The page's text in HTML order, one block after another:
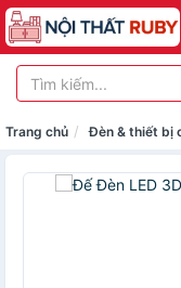
Trang chủ Đèn & thiết bị